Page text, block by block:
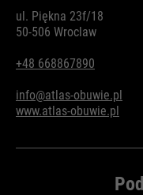
ul. Piękna 23f/18
50-506 Wroclaw
+48 668867890
info@atlas-obuwie.pl
www.atlas-obuwie.pl